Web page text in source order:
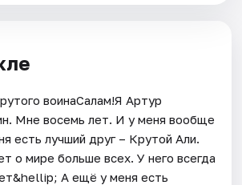
воинаСалам!Я Артур
Мне восемь лет. И у меня вообще
есть лучший друг – Крутой Али.
о мире больше всех. У него всегда
А ещё у меня есть